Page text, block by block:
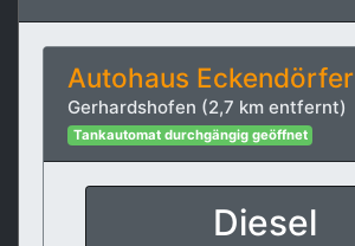
Autohaus Eckendörfer
Gerhardshofen (2,7 km entfernt)
Tankautomat durchgängig geöffnet
Diesel